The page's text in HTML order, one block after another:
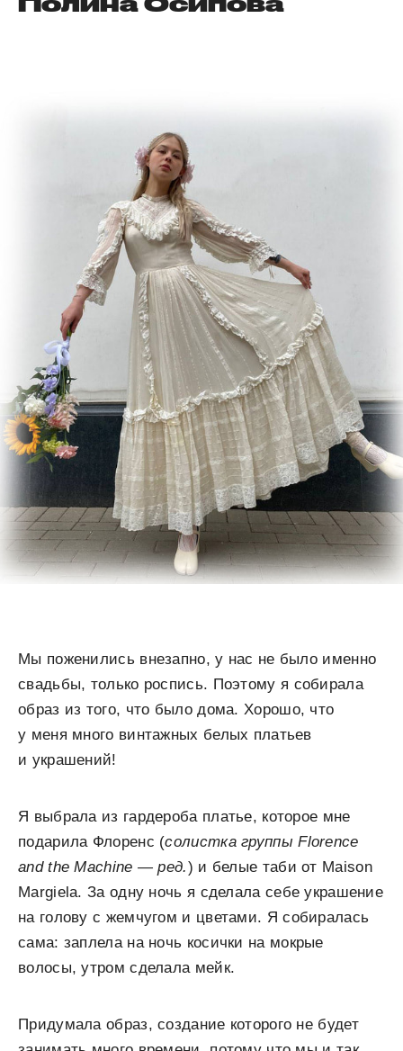
Мы поженились внезапно, у нас не было именно
свадьбы, только роспись. Поэтому я собирала
образ из того, что было дома. Хорошо, что
у меня много винтажных белых платьев
и украшений!
Я выбрала из гардероба платье, которое мне
подарила Флоренс (солистка группы Florence
and the Machine — ред.) и белые таби от Maison
Margiela. За одну ночь я сделала себе украшение
на голову с жемчугом и цветами. Я собиралась
сама: заплела на ночь косички на мокрые
волосы, утром сделала мейк.
Придумала образ, создание которого не будет